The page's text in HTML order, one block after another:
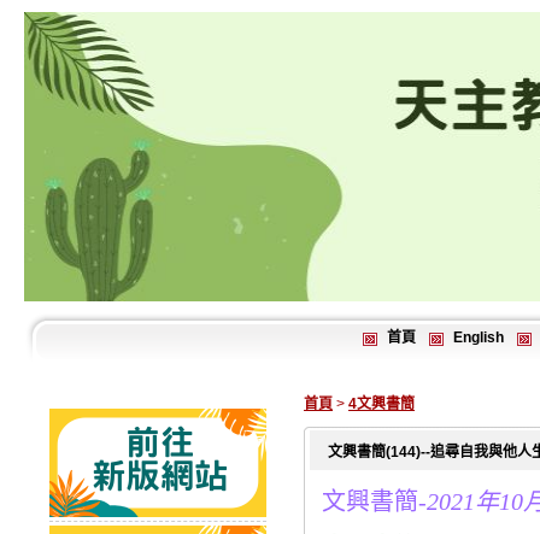
首頁 English
首頁 > 4文興書簡
文興書簡(144)--追尋自我與他人
文興書簡-2021年10